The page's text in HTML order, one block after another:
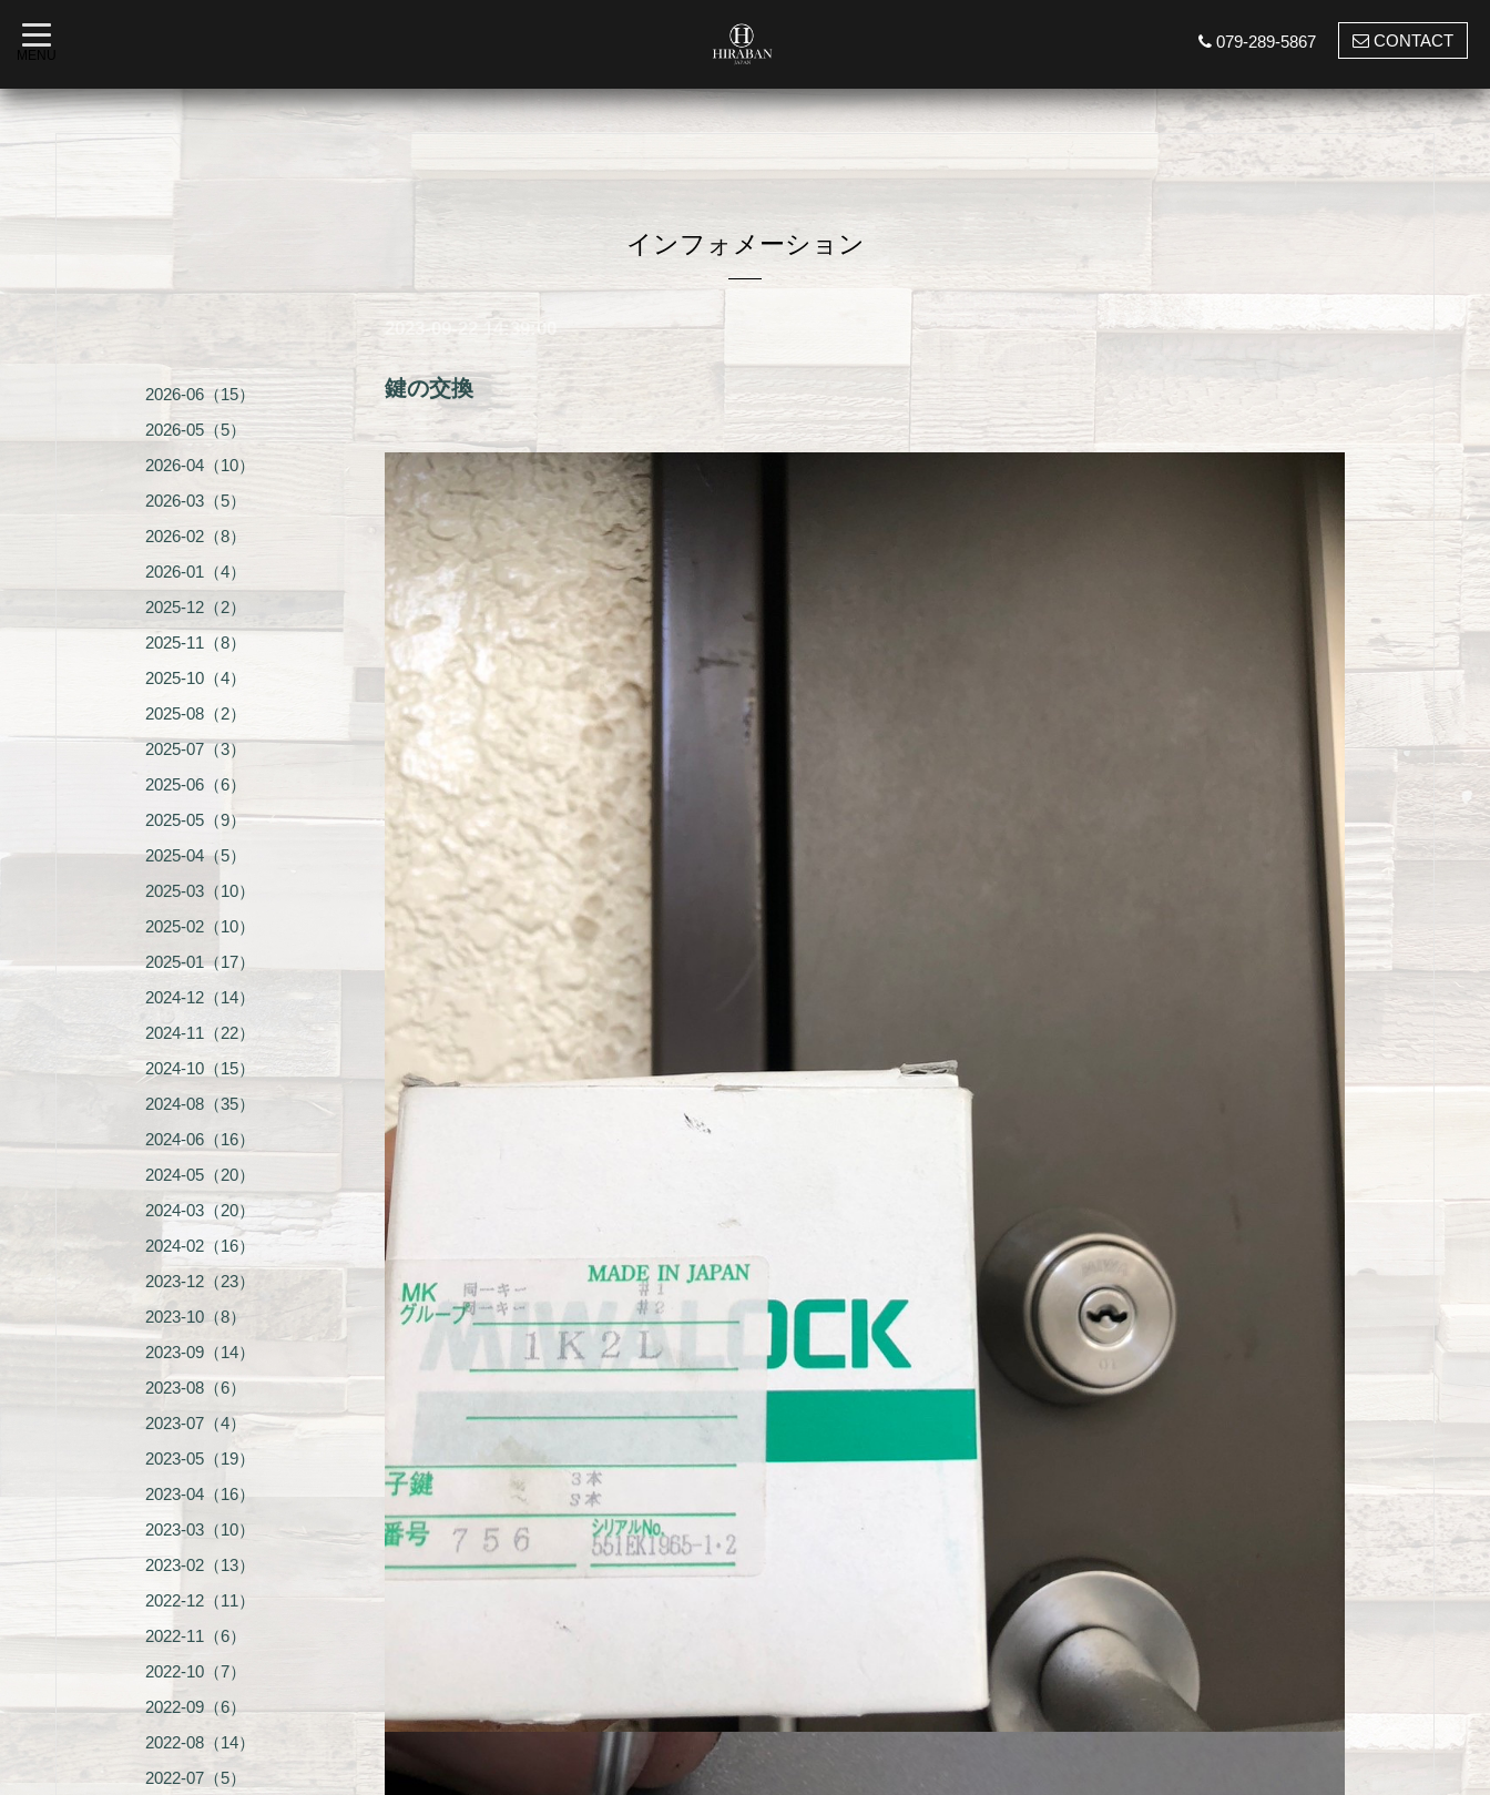
t
o
g
l
e
a
MENU
079-289-5867 CONTACT
インフォメーション
2023-09-22 14:39:00
鍵の交換
2026-06（15）
2026-05（5）
2026-04（10）
2026-03（5）
2026-02（8）
2026-01（4）
2025-12（2）
2025-11（8）
2025-10（4）
2025-08（2）
2025-07（3）
2025-06（6）
2025-05（9）
2025-04（5）
2025-03（10）
2025-02（10）
2025-01（17）
2024-12（14）
2024-11（22）
2024-10（15）
2024-08（35）
2024-06（16）
2024-05（20）
2024-03（20）
2024-02（16）
2023-12（23）
2023-10（8）
2023-09（14）
2023-08（6）
2023-07（4）
2023-05（19）
2023-04（16）
2023-03（10）
2023-02（13）
2022-12（11）
2022-11（6）
2022-10（7）
2022-09（6）
2022-08（14）
2022-07（5）